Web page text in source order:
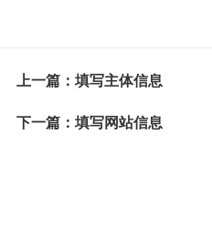
上一篇：填写主体信息
下一篇：填写网站信息